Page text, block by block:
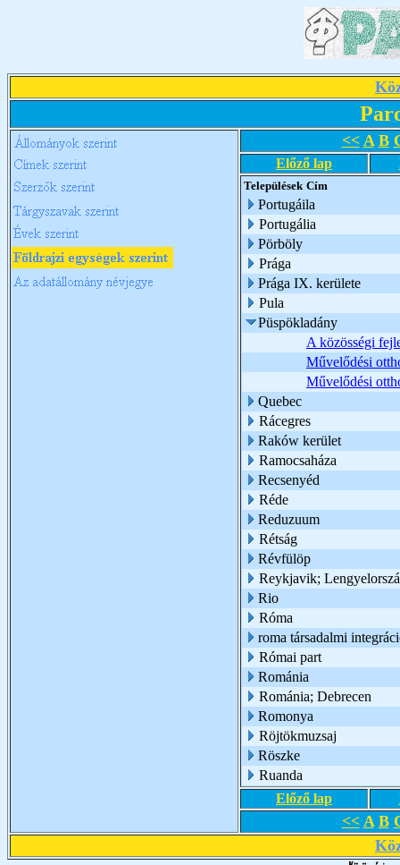
<< A B
Előző lap
Települések Cím
Portugáila
Portugália
Pörböly
Prága
Prága IX. kerülete
Pula
Püspökladány
A közösségi
Művelődési
Művelődési
Quebec
Rácegres
Raków kerület
Ramocsaháza
Recsenyéd
Réde
Reduzuum
Rétság
Révfülöp
Reykjavik;
Rio
Róma
roma társadalmi
Római part
Románia
Románia; Debrecen
Romonya
Röjtökmuzsaj
Röszke
Ruanda
Előző lap
<< A B